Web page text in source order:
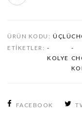
ÜRÜN KODU:
ETIKETLER: -
KOLYE
-
FACEBOOK